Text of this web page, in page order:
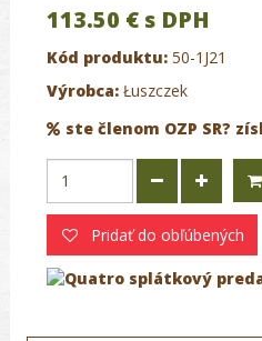
113.50 € s DPH
Kód produktu: 50-1J21
Výrobca: Łuszczek
ste členom OZP SR?
Pridať do obľúbených